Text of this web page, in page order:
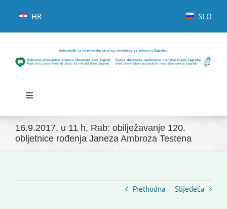
HR SLO
Toggle
Početna
Novosti
Slovenski dom Zagreb
16.9.2017. u 11 h, Rab: obilježavanje 120.
obljetnice rođenja Janeza Ambroza Testena
Prethodna Slijedeća